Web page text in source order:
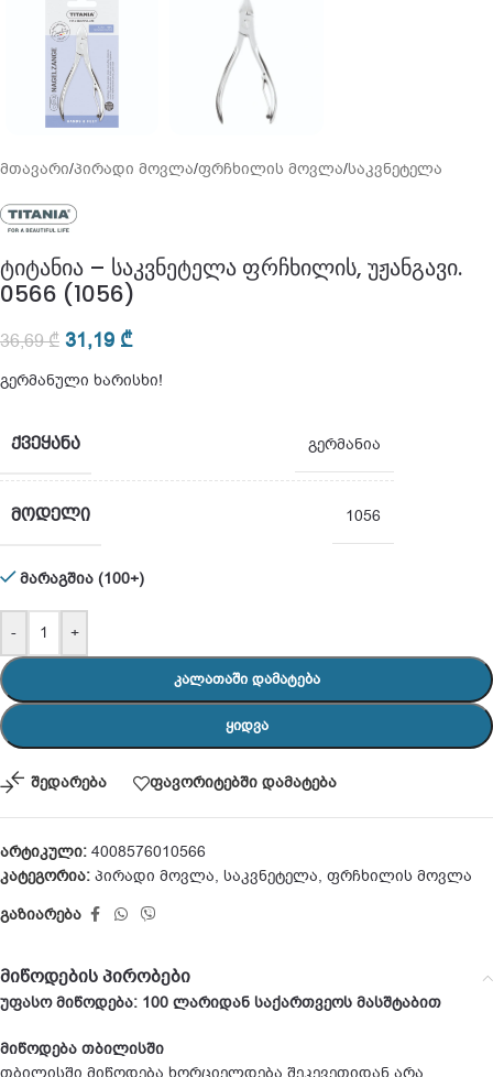
მთავარი/პირადი მოვლა/ფრჩხილის მოვლა/საკვნეტელა
ტიტანია – საკვნეტელა ფრჩხილის, უჟანგავი.
0566 (1056)
36,69₾ 31,19 ₾
გერმანული ხარისხი!
ᲥᲕᲔᲧᲐᲜᲐ გერმანია
ᲛᲝᲓᲔᲚᲘ 1056
მარაგშია (100+)
- +
ᲙᲐᲚᲐᲗᲐᲨᲘ ᲓᲐᲛᲐᲢᲔᲑᲐ
ᲧᲘᲓᲕᲐ
შედარება ფავორიტებში დამატება
არტიკული: 4008576010566
კატეგორია: პირადი მოვლა, საკვნეტელა, ფრჩხილის მოვლა
გაზიარება
მიწოდების პირობები
უფასო მიწოდება: 100 ლარიდან საქართვეოს მასშტაბით
მიწოდება თბილისში